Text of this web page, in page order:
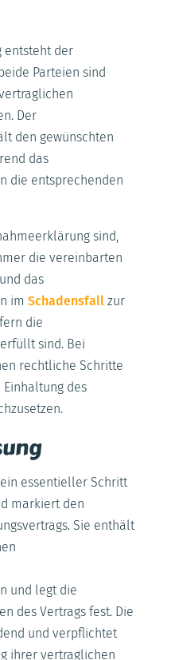
entsteht der
Parteien sind
Der
den gewünschten
das
die entsprechenden
sind,
die vereinbarten
das
im Schadensfallzur
die
sind. Bei
rechtliche Schritte
des
essentieller Schritt
markiert den
Sie enthält
und legt die
des Vertrags fest. Die
und verpflichtet
ihrer vertraglichen